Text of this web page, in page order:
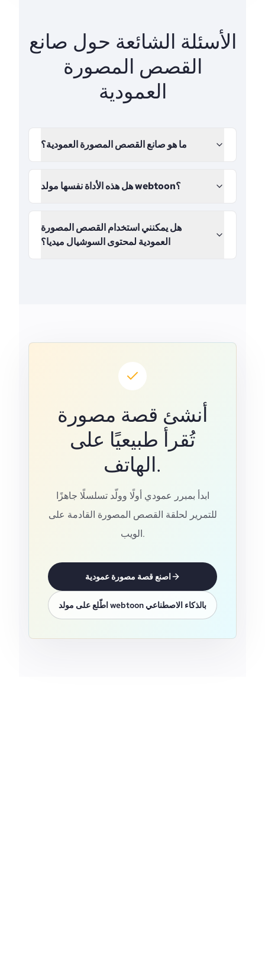
الأسئلة الشائعة حول صانع
القصص المصورة
العمودية
ما هو صانع القصص المصورة العمودية؟
هل هذه الأداة نفسها مولد webtoon؟
هل يمكنني استخدام القصص المصورة
العمودية لمحتوى السوشيال ميديا؟
أنشئ قصة مصورة
تُقرأ طبيعيًا على
الهاتف.
ابدأ بمبرر عمودي أولًا وولّد تسلسلًا جاهزًا
للتمرير لحلقة القصص المصورة القادمة على
الويب.
اصنع قصة مصورة عمودية
اطّلع على مولد webtoon بالذكاء الاصطناعي